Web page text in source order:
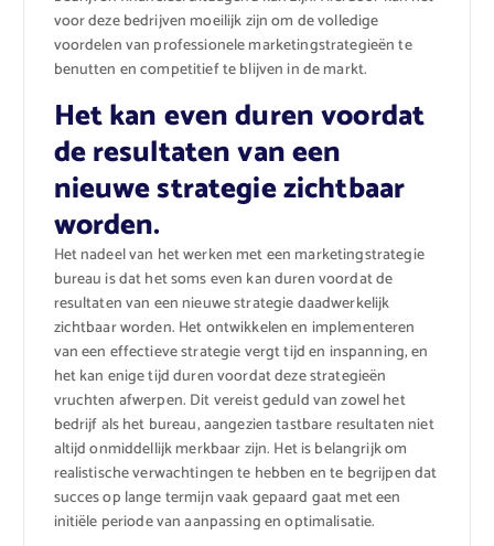
voor deze bedrijven moeilijk zijn om de volledige
voordelen van professionele marketingstrategieën te
benutten en competitief te blijven in de markt.
Het kan even duren voordat
de resultaten van een
nieuwe strategie zichtbaar
worden.
Het nadeel van het werken met een marketingstrategie
bureau is dat het soms even kan duren voordat de
resultaten van een nieuwe strategie daadwerkelijk
zichtbaar worden. Het ontwikkelen en implementeren
van een effectieve strategie vergt tijd en inspanning, en
het kan enige tijd duren voordat deze strategieën
vruchten afwerpen. Dit vereist geduld van zowel het
bedrijf als het bureau, aangezien tastbare resultaten niet
altijd onmiddellijk merkbaar zijn. Het is belangrijk om
realistische verwachtingen te hebben en te begrijpen dat
succes op lange termijn vaak gepaard gaat met een
initiële periode van aanpassing en optimalisatie.